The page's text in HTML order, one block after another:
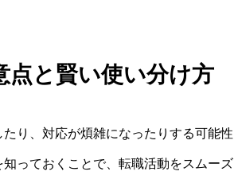
点と賢い使い分け方
り、対応が煩雑になったりする可能性
っておくことで、転職活動をスムーズ